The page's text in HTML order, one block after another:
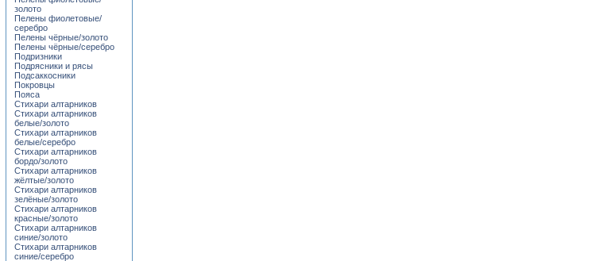
золото
Пелены фиолетовые/
серебро
Пелены чёрные/золото
Пелены чёрные/серебро
Подризники
Подрясники и рясы
Подсаккосники
Покровцы
Пояса
Стихари алтарников
Стихари алтарников
белые/золото
Стихари алтарников
белые/серебро
Стихари алтарников
бордо/золото
Стихари алтарников
жёлтые/золото
Стихари алтарников
зелёные/золото
Стихари алтарников
красные/золото
Стихари алтарников
синие/золото
Стихари алтарников
синие/серебро